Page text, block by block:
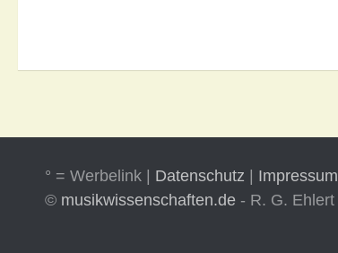
° = Werbelink | Datenschutz
Impressum
© musikwissenschaften.de - R. G. Ehlert